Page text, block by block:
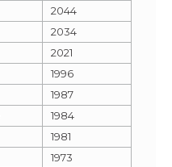
2044
2034
2021
1996
1987
1984
1981
1973